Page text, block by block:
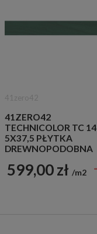
41ZERO42
TECHNICOLOR TC 14
5X37,5 PŁYTKA
DREWNOPODOBNA
599,00 zł m2